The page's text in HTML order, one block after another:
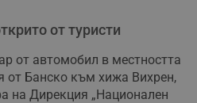
от туристи
от автомобил в местността
от Банско към хижа Вихрен,
на Дирекция „Национален